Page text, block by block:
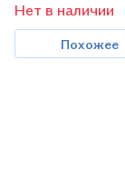
Нет в наличии
Похожее